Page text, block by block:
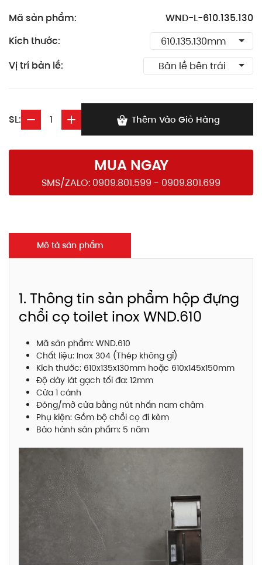
Mã sản phẩm:
WND-L-610.135.130
Kích thước:
Vị trí bản lề:
SL: Thêm Vào Giỏ Hàng
MUA NGAY
SMS/ZALO: 0909.801.599 - 0909.801.699
Mô tả sản phẩm
1. Thông tin sản phẩm hộp đựng
chổi cọ toilet inox WND.610
Mã sản phẩm: WND.610
Chất liệu: Inox 304 (Thép không gỉ)
Kích thước: 610x135x130mm hoặc 610x145x150mm
Độ dày lát gạch tối đa: 12mm
Cửa 1 cánh
Đóng/mở cửa bằng nút nhấn nam châm
Phụ kiện: Gồm bộ chổi cọ đi kèm
Bảo hành sản phẩm: 5 năm